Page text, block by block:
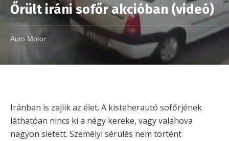
Őrült iráni sofőr akcióban (videó)
Auto Motor
Iránban is zajlik az élet. A kisteherautó sofőrjének
láthatóan nincs ki a négy kereke, vagy valahova
nagyon sietett. Személyi sérülés nem történt